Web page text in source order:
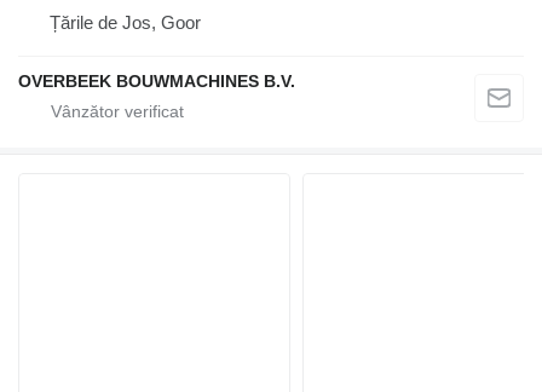
Țările de Jos, Goor
OVERBEEK BOUWMACHINES B.V.